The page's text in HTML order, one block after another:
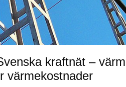
kraftnät –
värmekostnader